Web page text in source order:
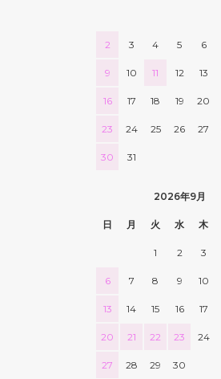
2 3 4 5 6
9 10 11 12 13
16 17 18 19 20
23 24 25 26 27
30 31
2026年9月
日 月 火 水 木
1 2 3
6 7 8 9 10
13 14 15 16 17
20 21 22 23 24
27 28 29 30